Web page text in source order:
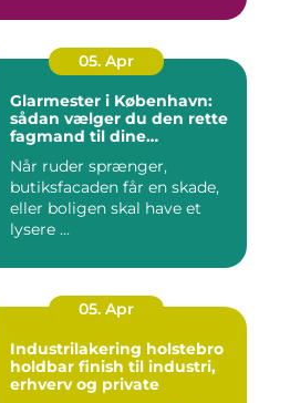
05. Apr
Glarmester i København:
sådan vælger du den rette
fagmand til dine
Når ruder sprænger,
butiksfacaden får en skade,
eller boligen skal have et
lysere ...
05. Apr
Industrilakering holstebro
holdbar finish til industri,
erhverv og private